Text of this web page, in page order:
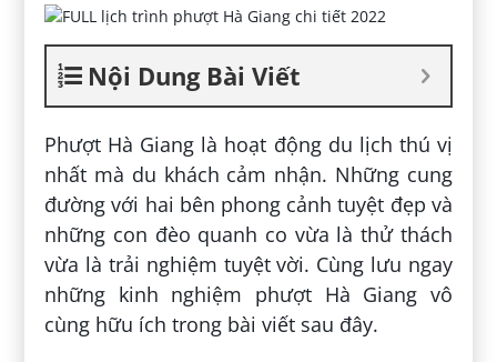
Nội Dung Bài Viết
Phượt Hà Giang là hoạt động du lịch thú vị
nhất mà du khách cảm nhận. Những cung
đường với hai bên phong cảnh tuyệt đẹp và
những con đèo quanh co vừa là thử thách
vừa là trải nghiệm tuyệt vời. Cùng lưu ngay
những kinh nghiệm phượt Hà Giang vô
cùng hữu ích trong bài viết sau đây.